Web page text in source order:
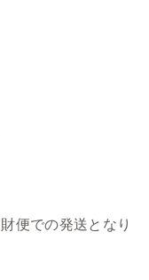
便での発送となり